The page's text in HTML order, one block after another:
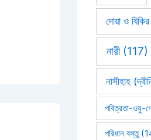
দোয়া ও যিকির
নারী(117)
নাসীহাহ
পবিত্রতা-ওযু-
পরিধান বস্তু